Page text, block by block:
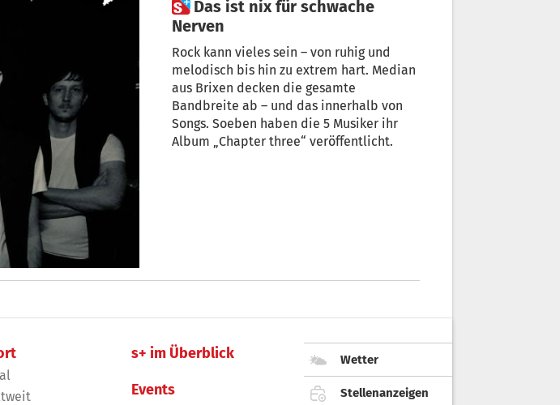
 Das ist nix für schwache
Nerven
Rock kann vieles sein – von ruhig und
melodisch bis hin zu extrem hart. Median
aus Brixen decken die gesamte
Bandbreite ab – und das innerhalb von
Songs. Soeben haben die 5 Musiker ihr
Album „Chapter three“ veröffentlicht.
s+ im Überblick
Events
Wetter
Stellenanzeigen